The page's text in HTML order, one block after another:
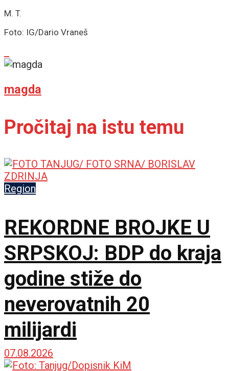
M. T.
Foto: IG/Dario Vraneš
magda
Pročitaj na istu temu
Region
REKORDNE BROJKE U
SRPSKOJ: BDP do kraja
godine stiže do
neverovatnih 20
milijardi
07.08.2026